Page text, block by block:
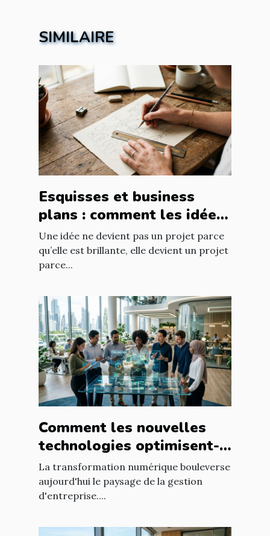
SIMILAIRE
Esquisses et business
plans : comment les idées
prennent forme
Une idée ne devient pas un projet parce
qu’elle est brillante, elle devient un projet
parce...
Comment les nouvelles
technologies optimisent-
elles la gestion
d'entreprise ?
La transformation numérique bouleverse
aujourd'hui le paysage de la gestion
d'entreprise....